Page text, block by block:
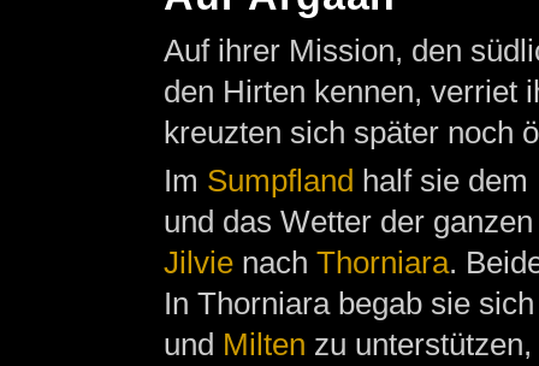
Auf ihrer Mission, den
den Hirten kennen, verriet
kreuzten sich später noch
Im Sumpfland half sie
und das Wetter der
Jilvienach Thorniara.
In Thorniara begab sie
und Milten zu